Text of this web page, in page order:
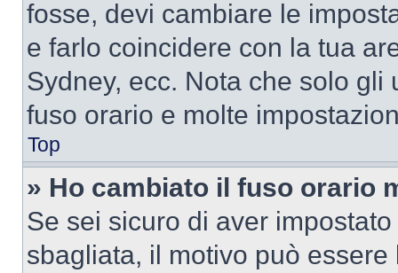
fosse, devi cambiare le
e farlo coincidere con la tua
Sydney, ecc. Nota che solo
fuso orario e molte
Top
» Ho cambiato il fuso orario
Se sei sicuro di aver
sbagliata, il motivo può essere